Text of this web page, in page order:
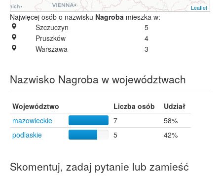
Leaflet
Najwięcej osób o nazwisku Nagroba mieszka w:
Szczuczyn
5
Pruszków
4
Warszawa
3
Nazwisko Nagroba w województwach
Województwo Liczba osób
Udział
mazowieckie
7
58%
podlaskie
5 42%
Skomentuj, zadaj pytanie lub zamieść